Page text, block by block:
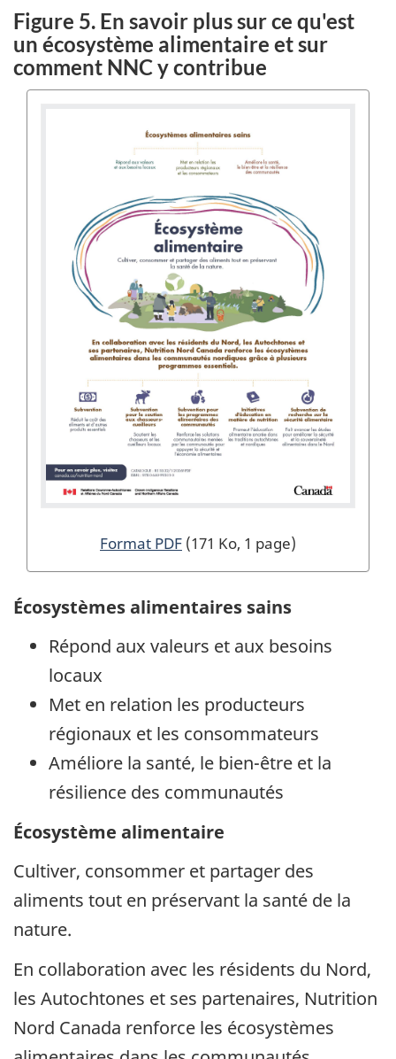
Figure 5. En savoir plus sur ce qu'est
un écosystème alimentaire et sur
comment NNC y contribue
Format PDF (171 Ko, 1 page)
Écosystèmes alimentaires sains
Répond aux valeurs et aux besoins
locaux
Met en relation les producteurs
régionaux et les consommateurs
Améliore la santé, le bien-être et la
résilience des communautés
Écosystème alimentaire
Cultiver, consommer et partager des
aliments tout en préservant la santé de la
nature.
En collaboration avec les résidents du Nord,
les Autochtones et ses partenaires, Nutrition
Nord Canada renforce les écosystèmes